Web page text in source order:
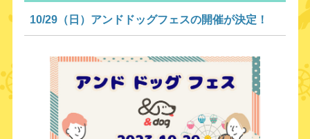
​10/29（日）アンドドッグフェスの開催が決定！